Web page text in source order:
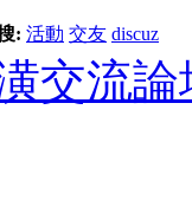
: 活動 交友 discuz
交流論